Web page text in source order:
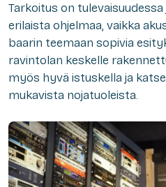
Tarkoitus on
erilaista ohjelmaa, vaikka
baarin teemaan sopivia
ravintolan keskelle
myös hyvä istuskella ja
mukavista nojatuoleista.